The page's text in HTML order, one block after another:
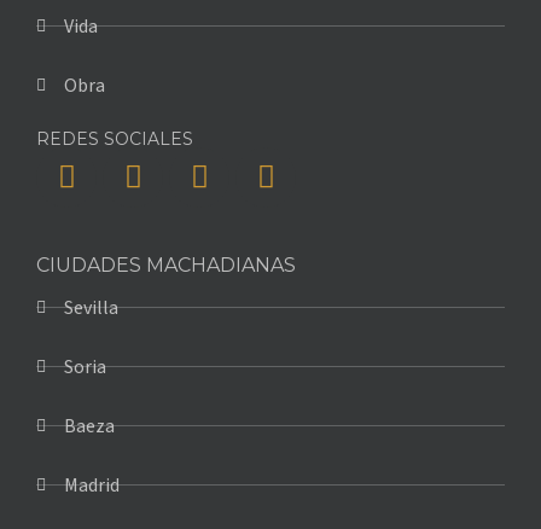
Vida
Obra
REDES SOCIALES
CIUDADES MACHADIANAS
Sevilla
Soria
Baeza
Madrid